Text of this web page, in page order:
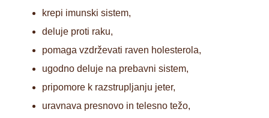
krepi imunski sistem,
deluje proti raku,
pomaga vzdrževati raven holesterola,
ugodno deluje na prebavni sistem,
pripomore k razstrupljanju jeter,
uravnava presnovo in telesno težo,